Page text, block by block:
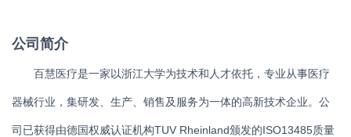
公司简介
百慧医疗是一家以浙江大学为技术和人才依托，专业从事医疗
器械行业，集研发、生产、销售及服务为一体的高新技术企业。公
司已获得由德国权威认证机构TUV Rheinland颁发的ISO13485质量